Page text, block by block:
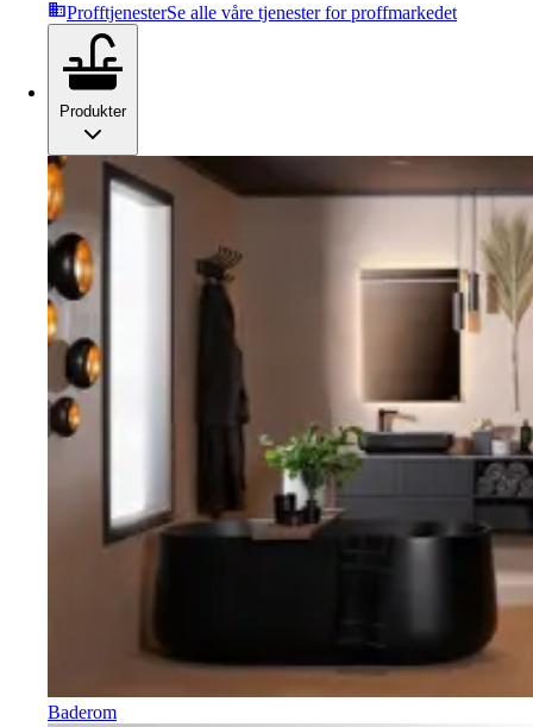
ProfftjenesterSe alle våre tjenester for proffmarkedet
Produkter
Baderom